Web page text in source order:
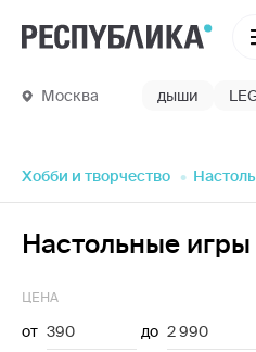
Москва дыши
Хобби и творчество
Настольные игры
ЦЕНА
от 390 до 2 990